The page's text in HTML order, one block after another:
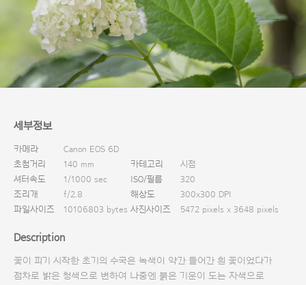
세부정보
카메라
Canon EOS 6D
초첨거리
140 mm 카테고리
시점
셔터속도
1/1000 sec ISO/필름
320
조리개
f/2.8 해상도
300x300 DPI
파일사이즈
10106803 bytes 사진사이즈 5472 pixels x 3648 pixels
Description
꽃이 피기 시작한 초기의 수국은 녹색이 약간 들어간 흰 꽃이었다가
점차로 밝은 청색으로 변하여 나중엔 붉은 기운이 도는 자색으로